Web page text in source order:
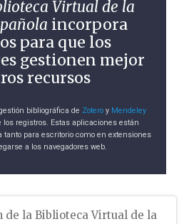
Virtual de la
incorpora
para que los
gestionen mejor
recursos
bibliográfica de Zoteroy Mendeley
los registros. Estas aplicaciones están
para escritorio como en extensiones
a los navegadores web.
de la Biblioteca Virtual de la